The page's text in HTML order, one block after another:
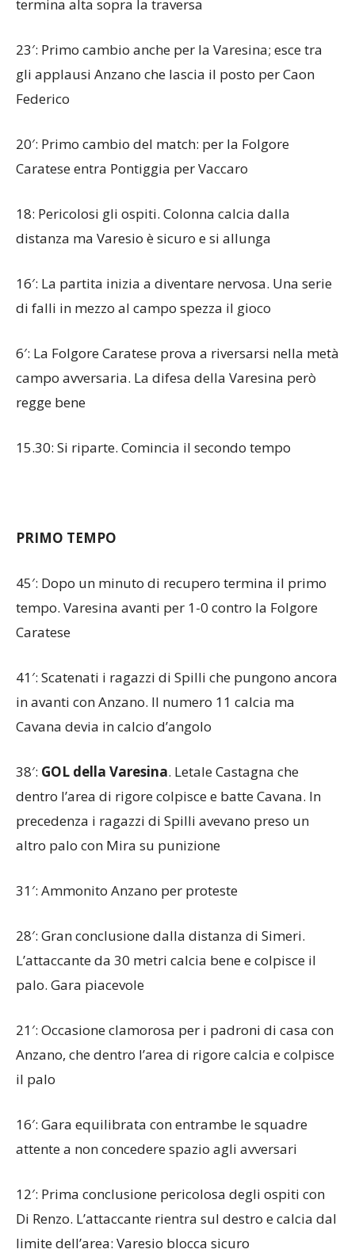
termina alta sopra la traversa
23′: Primo cambio anche per la Varesina; esce tra
gli applausi Anzano che lascia il posto per Caon
Federico
20′: Primo cambio del match: per la Folgore
Caratese entra Pontiggia per Vaccaro
18: Pericolosi gli ospiti. Colonna calcia dalla
distanza ma Varesio è sicuro e si allunga
16′: La partita inizia a diventare nervosa. Una serie
di falli in mezzo al campo spezza il gioco
6′: La Folgore Caratese prova a riversarsi nella metà
campo avversaria. La difesa della Varesina però
regge bene
15.30: Si riparte. Comincia il secondo tempo
PRIMO TEMPO
45′: Dopo un minuto di recupero termina il primo
tempo. Varesina avanti per 1-0 contro la Folgore
Caratese
41′: Scatenati i ragazzi di Spilli che pungono ancora
in avanti con Anzano. Il numero 11 calcia ma
Cavana devia in calcio d’angolo
38′: GOL della Varesina. Letale Castagna che
dentro l’area di rigore colpisce e batte Cavana. In
precedenza i ragazzi di Spilli avevano preso un
altro palo con Mira su punizione
31′: Ammonito Anzano per proteste
28′: Gran conclusione dalla distanza di Simeri.
L’attaccante da 30 metri calcia bene e colpisce il
palo. Gara piacevole
21′: Occasione clamorosa per i padroni di casa con
Anzano, che dentro l’area di rigore calcia e colpisce
il palo
16′: Gara equilibrata con entrambe le squadre
attente a non concedere spazio agli avversari
12′: Prima conclusione pericolosa degli ospiti con
Di Renzo. L’attaccante rientra sul destro e calcia dal
limite dell’area: Varesio blocca sicuro